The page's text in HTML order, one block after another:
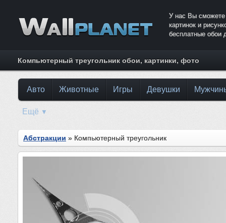
У нас Вы сможете
картинок и
бесплатные обои
Компьютерный треугольник обои, картинки, фото
Авто Животные Игры Девушки
Ещё ▼
Абстракции » Компьютерный треугольник